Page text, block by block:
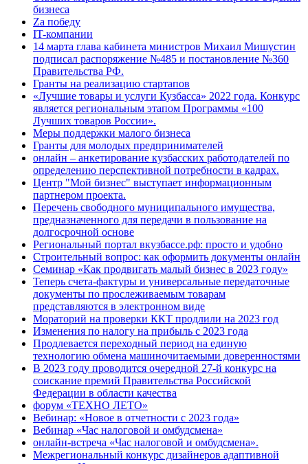
бизнеса
Za победу
IT-компании
14 марта глава кабинета министров Михаил Мишустин
подписал распоряжение №485 и постановление №360
Правительства РФ.
Гранты на реализацию стартапов
«Лучшие товары и услуги Кузбасса» 2022 года. Конкурс
является региональным этапом Программы «100
Лучших товаров России».
Меры поддержки малого бизнеса
Гранты для молодых предпринимателей
онлайн – анкетирование кузбасских работодателей по
определению перспективной потребности в кадрах.
Центр "Мой бизнес" выступает информационным
партнером проекта.
Перечень свободного муниципального имущества,
предназначенного для передачи в пользование на
долгосрочной основе
Региональный портал вкузбассе.рф: просто и удобно
Строительный вопрос: как оформить документы онлайн
Семинар «Как продвигать малый бизнес в 2023 году»
Теперь счета-фактуры и универсальные передаточные
документы по прослеживаемым товарам
представляются в электронном виде
Мораторий на проверки ККТ продлили на 2023 год
Изменения по налогу на прибыль с 2023 года
Продлевается переходный период на единую
технологию обмена машиночитаемыми доверенностями
В 2023 году проводится очередной 27-й конкурс на
соискание премий Правительства Российской
Федерации в области качества
форум «ТЕХНО ЛЕТО»
Вебинар: «Новое в отчетности с 2023 года»
Вебинар «Час налоговой и омбудсмена»
онлайн-встреча «Час налоговой и омбудсмена».
Межрегиональный конкурс дизайнеров адаптивной